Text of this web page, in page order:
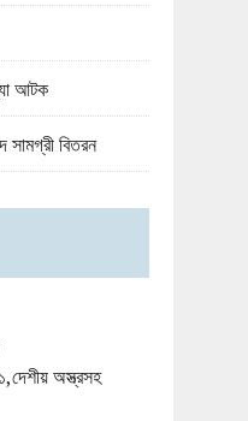
আটক
সামগ্রী বিতরন
অস্ত্রসহ